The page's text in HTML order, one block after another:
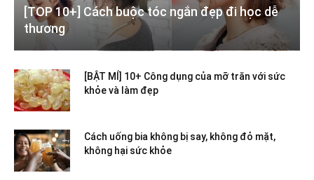
[TOP 10+] Cách buộc tóc ngắn đẹp đi học dễ
thương
[BẬT MÍ] 10+ Công dụng của mỡ trăn với sức
khỏe và làm đẹp
Cách uống bia không bị say, không đỏ mặt,
không hại sức khỏe